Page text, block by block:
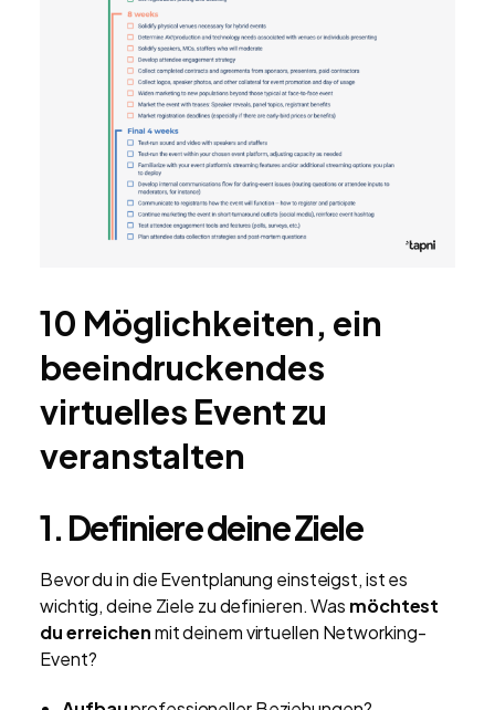
10 Möglichkeiten, ein
beeindruckendes
virtuelles Event zu
veranstalten
1. Definiere deine Ziele
Bevor du in die Eventplanung einsteigst, ist es
wichtig, deine Ziele zu definieren. Was möchtest
du erreichenmit deinem virtuellen Networking-
Event?